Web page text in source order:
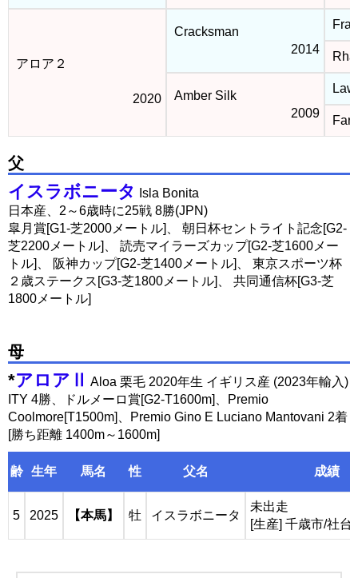
アロア２
2020
Cracksman
2014
Amber Silk
2009
父
イスラボニータ
Isla Bonita
日本産、2～6歳時に25戦 8勝(JPN)
皐月賞[G1-芝2000メートル]、 朝日杯セントライト記念[G2-
芝2200メートル]、 読売マイラーズカップ[G2-芝1600メー
トル]、 阪神カップ[G2-芝1400メートル]、 東京スポーツ杯
２歳ステークス[G3-芝1800メートル]、 共同通信杯[G3-芝
1800メートル]
母
*アロアⅡ Aloa 栗毛 2020年生 イギリス産 (2023年輸入)
ITY 4勝、ドルメーロ賞[G2-T1600m]、Premio
Coolmore[T1500m]、Premio Gino E Luciano Mantovani 2着
[勝ち距離 1400m～1600m]
齢 生年 馬名 性 父名 成績
5 2025 【本馬】 牡 イスラボニータ
未出走
[生産] 千歳市/社台